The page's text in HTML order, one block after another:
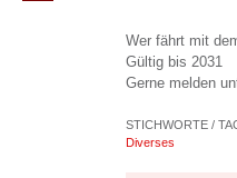
Wer fährt mit
Gültig bis 2031
Gerne melden
STICHWORTE /
Diverses